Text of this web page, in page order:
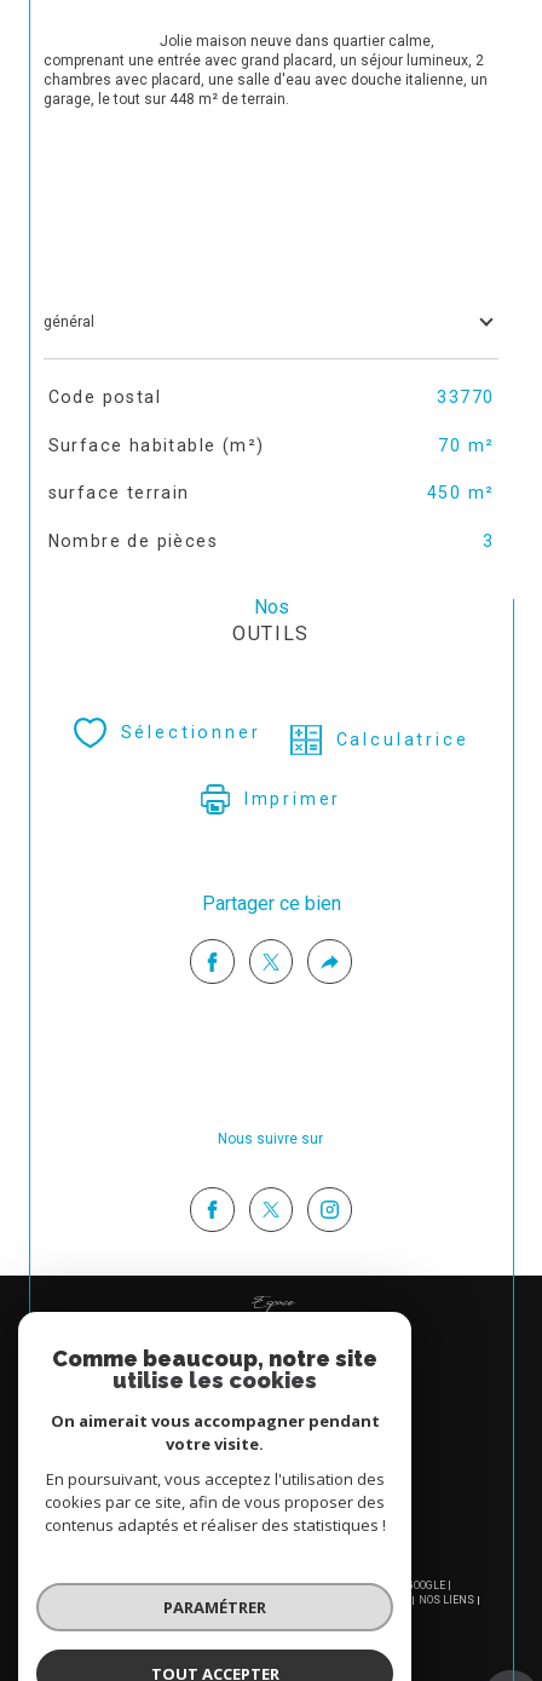
comprenant une entrée avec grand placard, un séjour lumineux, 2
chambres avec placard, une salle d'eau avec douche italienne, un
garage, le tout sur 448 m² de terrain.
général
TRAD_SIROCCO_Caracteristique
Code postal 33770
Surface habitable (m²) 70 m²
surface terrain 450 m²
Nombre de pièces 3
Nos
OUTILS
Sélectionner Calculatrice
Imprimer
Partager ce bien
Nous suivre sur
Espace
Se connecter
© 2026 | TOUS DROITS RÉSERVÉS | TRADUCTION POWERED BY GOOGLE |
PLAN DU SITE MENTIONS LÉGALES ADMIN
NOS LIENS
POLITIQUE RGPD
Comme beaucoup, notre site
utilise les cookies
On aimerait vous accompagner pendant
votre visite.
En poursuivant, vous acceptez l'utilisation des
cookies par ce site, afin de vous proposer des
contenus adaptés et réaliser des statistiques !
PARAMÉTRER
TOUT ACCEPTER